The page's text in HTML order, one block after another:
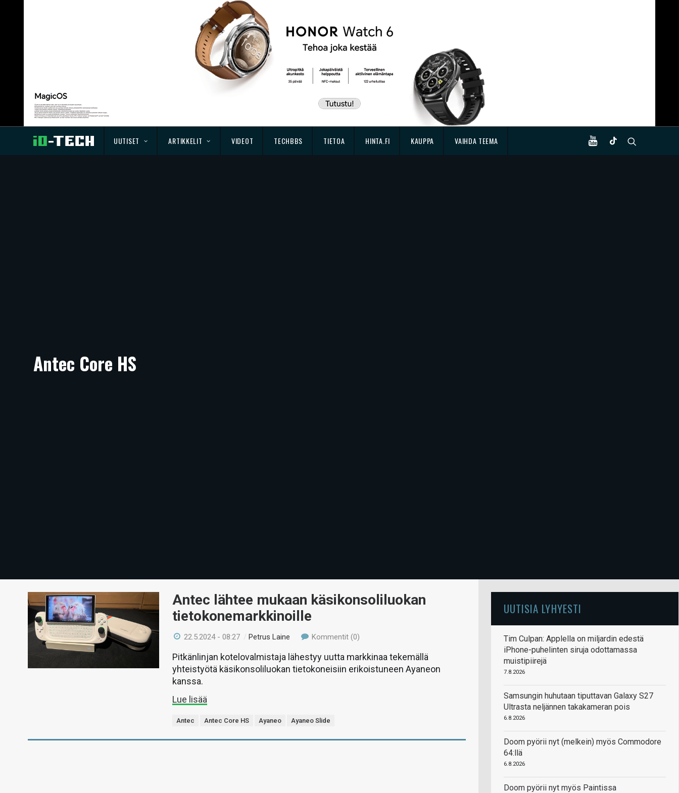
UUTISET ARTIKKELIT VIDEOT TECHBBS TIETOA HINTA.FI KAUPPA VAIHDA TEEMA
Antec Core HS
Antec lähtee mukaan käsikonsoliluokan
tietokonemarkkinoille
22.5.2024 - 08:27 /Petrus Laine Kommentit (0)
Pitkänlinjan kotelovalmistaja lähestyy uutta markkinaa tekemällä
yhteistyötä käsikonsoliluokan tietokoneisiin erikoistuneen Ayaneon
kanssa.
Lue lisää
Antec Antec Core HS Ayaneo Ayaneo Slide
UUTISIA LYHYESTI
Tim Culpan: Applella on miljardin edestä
iPhone-puhelinten siruja odottamassa
muistipiirejä
7.8.2026
Samsungin huhutaan tiputtavan Galaxy S27
Ultrasta neljännen takakameran pois
6.8.2026
Doom pyörii nyt (melkein) myös Commodore
64:llä
6.8.2026
Doom pyörii nyt myös Paintissa